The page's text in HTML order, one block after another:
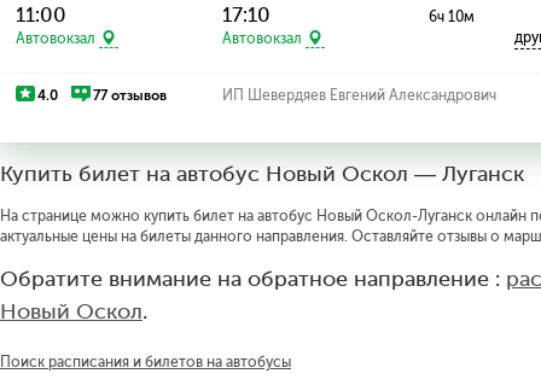
11:00
Автовокзал
17:10
Автовокзал
6ч 10м
4.0 77 отзывов ИП Шевердяев Евгений Александрович
Купить билет на автобус Новый Оскол — Луганск
На странице можно купить билет на автобус Новый Оскол-Луганск онлайн
актуальные цены на билеты данного направления. Оставляйте отзывы о
Обратите внимание на обратное направление :
Новый Оскол.
Поиск расписания и билетов на автобусы